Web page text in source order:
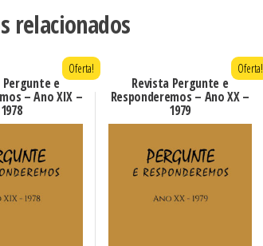
relacionados
Pergunte e
– Ano XIX –
1978
Oferta!
Revista Pergunte e
Responderemos – Ano XX –
1979
Oferta!